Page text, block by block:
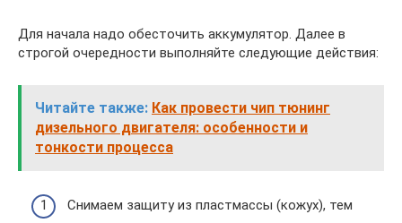
Для начала надо обесточить аккумулятор. Далее в
строгой очередности выполняйте следующие действия:
Читайте также: Как провести чип тюнинг
дизельного двигателя: особенности и
тонкости процесса
Снимаем защиту из пластмассы (кожух), тем